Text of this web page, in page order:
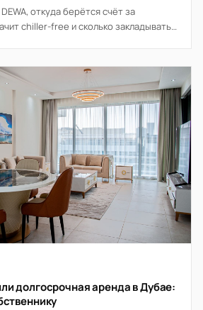
откуда берётся счёт за
chiller-free и сколько закладывать
долгосрочная аренда в Дубае: